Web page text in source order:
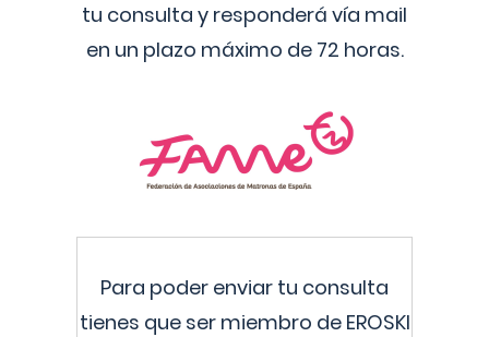
tu consulta y responderá vía mail
en un plazo máximo de 72 horas.
Para poder enviar tu consulta
tienes que ser miembro de EROSKI